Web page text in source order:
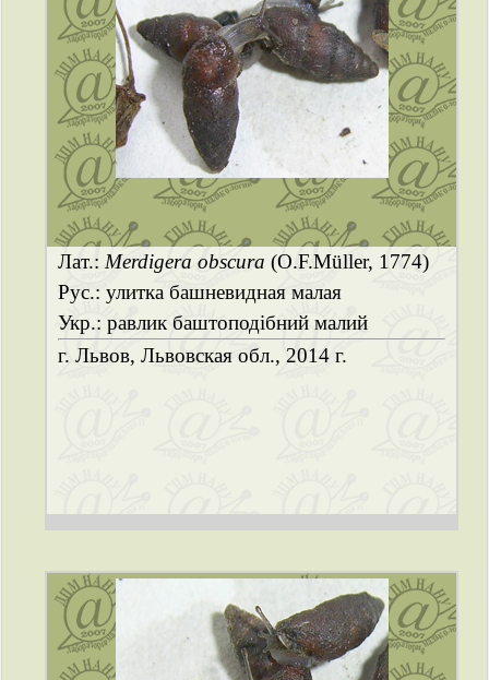
Лат.: Merdigera obscura (O.F.Müller, 1774)
Рус.: улитка башневидная малая
Укр.: равлик баштоподібний малий
г. Львов, Львовская обл., 2014 г.